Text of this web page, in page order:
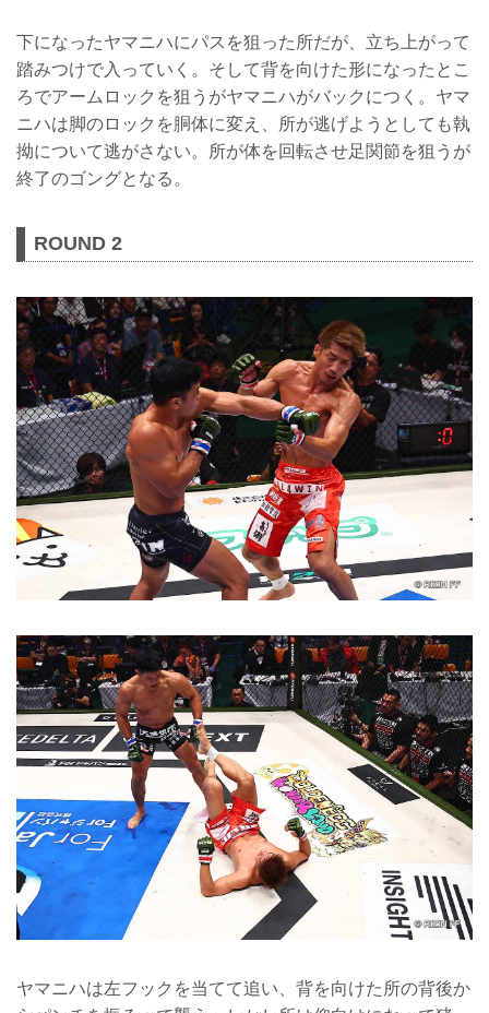
下になったヤマニハにパスを狙った所だが、立ち上がって
踏みつけで入っていく。そして背を向けた形になったとこ
ろでアームロックを狙うがヤマニハがバックにつく。ヤマ
ニハは脚のロックを胴体に変え、所が逃げようとしても執
拗について逃がさない。所が体を回転させ足関節を狙うが
終了のゴングとなる。
ROUND 2
ヤマニハは左フックを当てて追い、背を向けた所の背後か